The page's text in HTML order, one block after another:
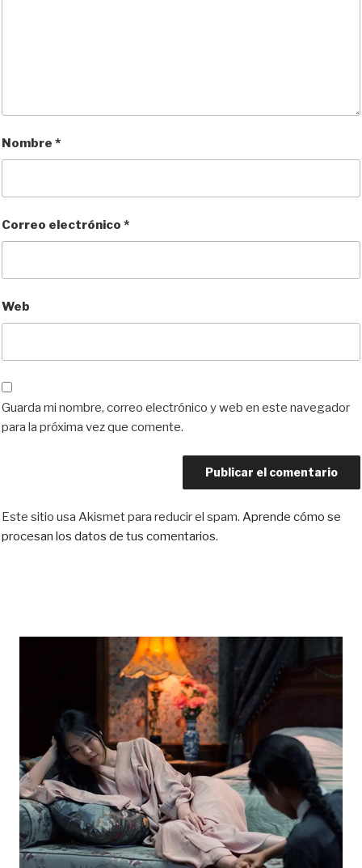
Nombre *
Correo electrónico *
Web
Guarda mi nombre, correo electrónico y web en este navegador
para la próxima vez que comente.
Este sitio usa Akismet para reducir el spam. Aprende cómo se
procesan los datos de tus comentarios.